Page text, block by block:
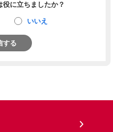
に立ちましたか？
いいえ
する